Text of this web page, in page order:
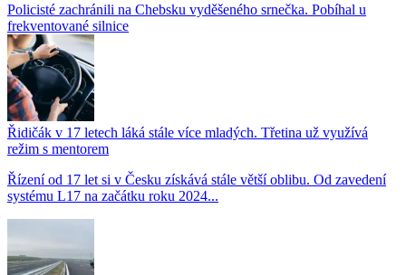
Policisté zachránili na Chebsku vyděšeného srnečka. Pobíhal u
frekventované silnice
Řidičák v 17 letech láká stále více mladých. Třetina už využívá
režim s mentorem
Řízení od 17 let si v Česku získává stále větší oblibu. Od zavedení
systému L17 na začátku roku 2024...